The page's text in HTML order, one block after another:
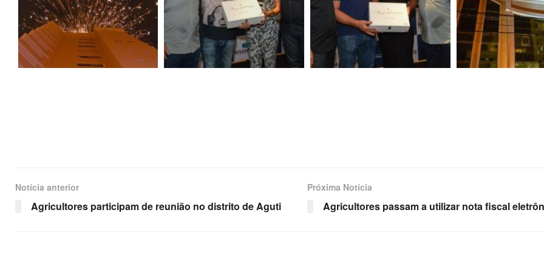
Notícia anterior
Agricultores participam de reunião no distrito de Aguti
Próxima Notícia
Agricultores passam a utilizar nota fiscal